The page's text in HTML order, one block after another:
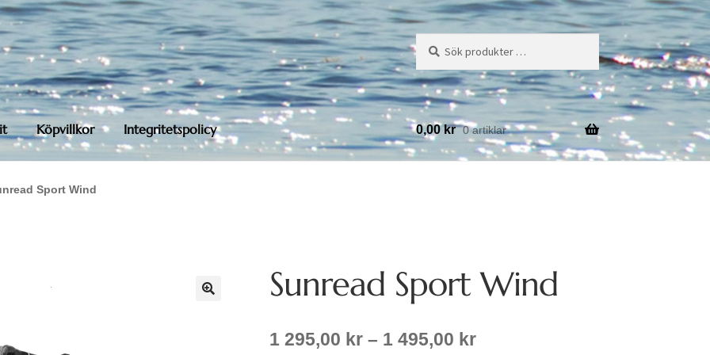
Sök
efter:
Sök
Köpvillkor Integritetspolicy 0,00kr 0 artiklar
Sport Wind
Sunread Sport Wind
1 295,00 kr – 1 495,00 krPrisintervall: